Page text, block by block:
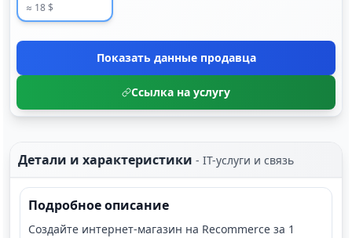
≈ 18 $
Показать данные продавца
Ссылка на услугу
Детали и характеристики - IT-услуги и связь
Подробное описание
Создайте интернет-магазин на Recommerce за 1